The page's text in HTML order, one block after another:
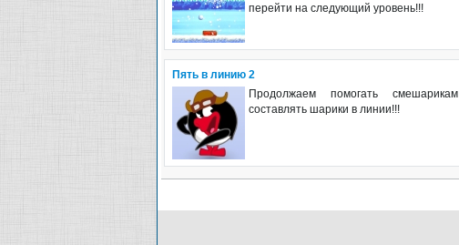
перейти на следующий уровень!!!
Пять в линию 2
Продолжаем помогать смешарикам
составлять шарики в линии!!!